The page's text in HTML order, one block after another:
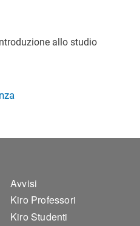
allo studio
Footer 2
Avvisi
Kiro Professori
Kiro Studenti